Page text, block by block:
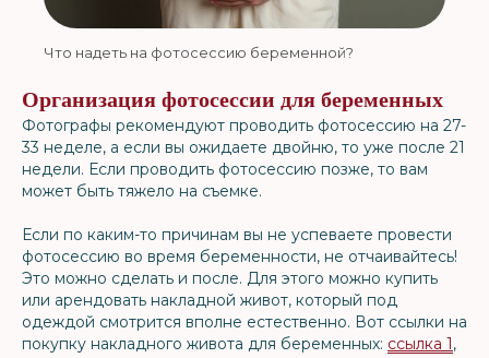
Что надеть на фотосессию беременной?
Организация фотосессии для беременных
Фотографы рекомендуют проводить фотосессию на 27-
33 неделе, а если вы ожидаете двойню, то уже после 21
недели. Если проводить фотосессию позже, то вам
может быть тяжело на съемке.
Если по каким-то причинам вы не успеваете провести
фотосессию во время беременности, не отчаивайтесь!
Это можно сделать и после. Для этого можно купить
или арендовать накладной живот, который под
одеждой смотрится вполне естественно. Вот ссылки на
покупку накладного живота для беременных: ссылка 1,